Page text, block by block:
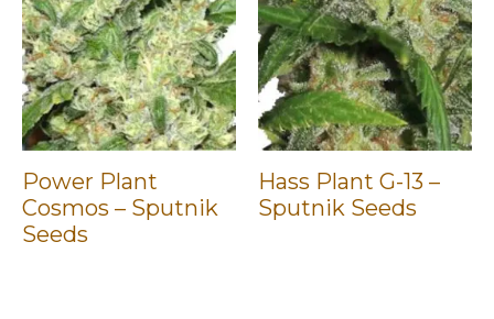
Power Plant
Cosmos – Sputnik
Seeds
Hass Plant G-13 –
Sputnik Seeds